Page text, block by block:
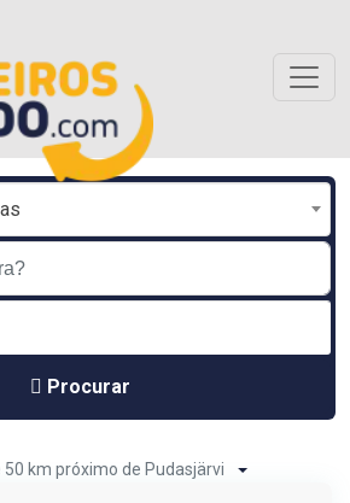
Procurar
km próximo de Pudasjärvi